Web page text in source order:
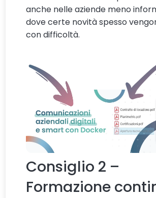
anche nelle aziende meno
dove certe novità spesso
con difficoltà.
Consiglio 2 –
Formazione